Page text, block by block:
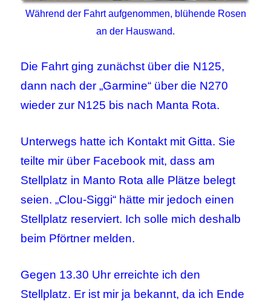
Während der Fahrt aufgenommen, blühende Rosen
an der Hauswand.
Die Fahrt ging zunächst über die N125,
dann nach der „Garmine“ über die N270
wieder zur N125 bis nach Manta Rota.
Unterwegs hatte ich Kontakt mit Gitta. Sie
teilte mir über Facebook mit, dass am
Stellplatz in Manto Rota alle Plätze belegt
seien. „Clou-Siggi“ hätte mir jedoch einen
Stellplatz reserviert. Ich solle mich deshalb
beim Pförtner melden.
Gegen 13.30 Uhr erreichte ich den
Stellplatz. Er ist mir ja bekannt, da ich Ende